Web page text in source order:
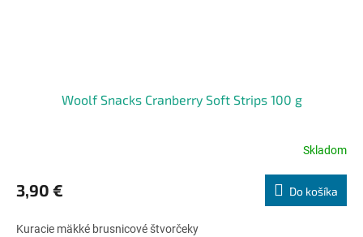
Woolf Snacks Cranberry Soft Strips 100 g
produktu
je
z
Skladom
3,90 € Do košíka
Kuracie mäkké brusnicové štvorčeky